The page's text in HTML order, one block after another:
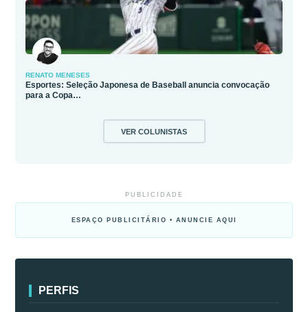
RENATO MENESES
Esportes: Seleção Japonesa de Baseball anuncia convocação
para a Copa…
VER COLUNISTAS
PUBLICIDADE
ESPAÇO PUBLICITÁRIO • ANUNCIE AQUI
PERFIS